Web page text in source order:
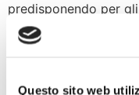
Questo sito web
predisponendo per
economici da parte
Trasporti, abbiamo
per le imprese e gli